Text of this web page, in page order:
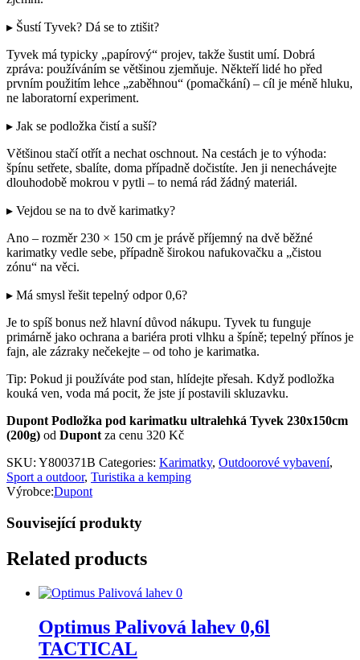
▸ Šustí Tyvek? Dá se to ztišit?
Tyvek má typicky „papírový“ projev, takže šustit umí. Dobrá
zpráva: používáním se většinou zjemňuje. Někteří lidé ho před
prvním použitím lehce „zaběhnou“ (pomačkání) – cíl je méně hluku,
ne laboratorní experiment.
▸ Jak se podložka čistí a suší?
Většinou stačí otřít a nechat oschnout. Na cestách je to výhoda:
špínu setřete, sbalíte, doma případně dočistíte. Jen ji nenechávejte
dlouhodobě mokrou v pytli – to nemá rád žádný materiál.
▸ Vejdou se na to dvě karimatky?
Ano – rozměr 230 × 150 cm je právě příjemný na dvě běžné
karimatky vedle sebe, případně širokou nafukovačku a „čistou
zónu“ na věci.
▸ Má smysl řešit tepelný odpor 0,6?
Je to spíš bonus než hlavní důvod nákupu. Tyvek tu funguje
primárně jako ochrana a bariéra proti vlhku a špíně; tepelný přínos je
fajn, ale zázraky nečekejte – od toho je karimatka.
Tip: Pokud ji používáte pod stan, hlídejte přesah. Když podložka
kouká ven, voda má pocit, že jste jí postavili skluzavku.
Dupont Podložka pod karimatku ultralehká Tyvek 230x150cm
(200g) od Dupontza cenu 320 Kč
SKU: Y800371B Categories: Karimatky, Outdoorové vybavení,
Sport a outdoor, Turistika a kemping
Výrobce:Dupont
Související produkty
Related products
Optimus Palivová lahev 0,6l
TACTICAL